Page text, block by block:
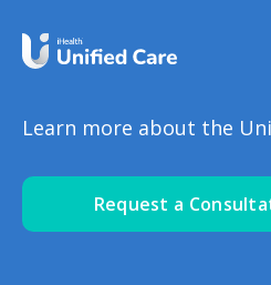
Learn more about the
Request a